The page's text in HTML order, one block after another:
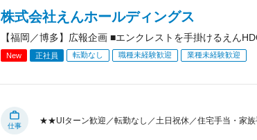
株式会社えんホールディングス
【福岡／博多】広報企画 ■エンクレストを手掛けるえん
New 正社員 転勤なし 職種未経験歓迎 業種未経験歓迎
仕事
★★UIターン歓迎／転勤なし／土日祝休／住宅手当・家